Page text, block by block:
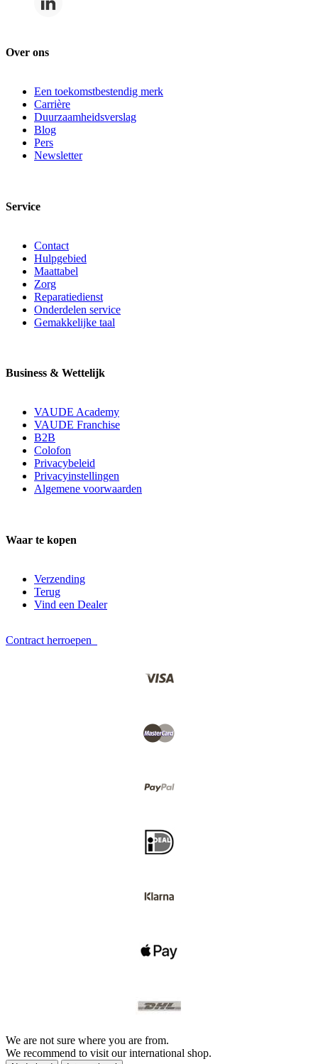
Over ons
Een toekomstbestendig merk
Carrière
Duurzaamheidsverslag
Blog
Pers
Newsletter
Service
Contact
Hulpgebied
Maattabel
Zorg
Reparatiedienst
Onderdelen service
Gemakkelijke taal
Business & Wettelijk
VAUDE Academy
VAUDE Franchise
B2B
Colofon
Privacybeleid
Privacyinstellingen
Algemene voorwaarden
Waar te kopen
Verzending
Terug
Vind een Dealer
Contract herroepen
We are not sure where you are from.
We recommend to visit our international shop.